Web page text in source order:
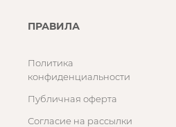
ПРАВИЛА
Политика
конфиденциальности
Публичная оферта
Согласие на рассылки